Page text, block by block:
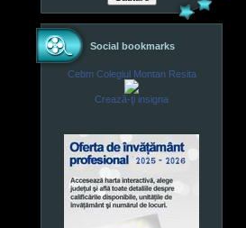
Social bookmarks
Cebm Colegiul Montan Resita
Crează-ţi insigna